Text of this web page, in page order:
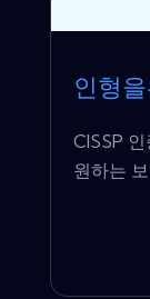
인형
CISSP
원하는